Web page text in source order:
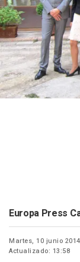
Europa Press
Martes, 10 junio 2014
Actualizado: 13:58